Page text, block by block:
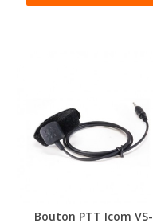
Bouton PTT Icom VS-